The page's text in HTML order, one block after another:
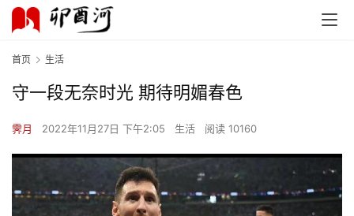
首页 生活
守一段无奈时光 期待明媚春色
霁月 2022年11月27日 下午2:05 生活 阅读 10160